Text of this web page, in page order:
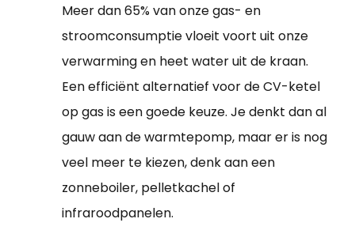
Meer dan 65% van onze gas- en
stroomconsumptie vloeit voort uit onze
verwarming en heet water uit de kraan.
Een efficiënt alternatief voor de CV-ketel
op gas is een goede keuze. Je denkt dan al
gauw aan de warmtepomp, maar er is nog
veel meer te kiezen, denk aan een
zonneboiler, pelletkachel of
infraroodpanelen.